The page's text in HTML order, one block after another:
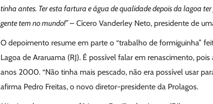
tinha antes. Ter esta fartura e água de qualidade depois da lagoa
gente tem no mundo!”– Cícero Vanderley Neto, presidente de
O depoimento resume em parte o “trabalho de formiguinha”
Lagoa de Araruama (RJ). É possível falar em renascimento,
anos 2000. “Não tinha mais pescado, não era possível usar
afirma Pedro Freitas, o novo diretor-presidente da Prolagos.